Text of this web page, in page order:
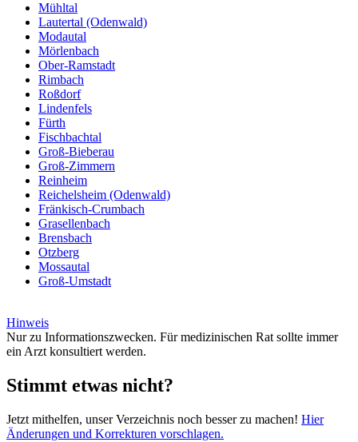
Mühltal
Lautertal (Odenwald)
Modautal
Mörlenbach
Ober-Ramstadt
Rimbach
Roßdorf
Lindenfels
Fürth
Fischbachtal
Groß-Bieberau
Groß-Zimmern
Reinheim
Reichelsheim (Odenwald)
Fränkisch-Crumbach
Grasellenbach
Brensbach
Otzberg
Mossautal
Groß-Umstadt
Hinweis
Nur zu Informationszwecken. Für medizinischen Rat sollte immer
ein Arzt konsultiert werden.
Stimmt etwas nicht?
Jetzt mithelfen, unser Verzeichnis noch besser zu machen! Hier
Änderungen und Korrekturen vorschlagen.